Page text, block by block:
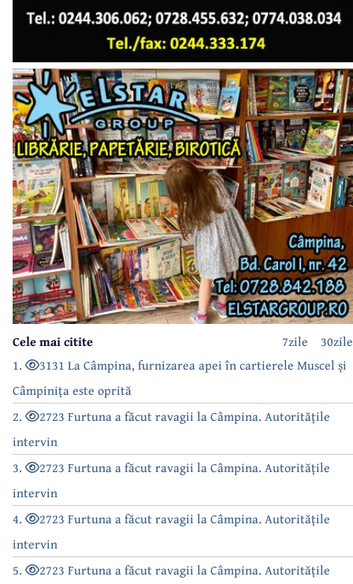
30zile
7zile
Cele mai citite
1.
3131 La Câmpina, furnizarea apei în cartierele Muscel și
Câmpinița este oprită
2.
2723 Furtuna a făcut ravagii la Câmpina. Autoritățile
intervin
3.
2723 Furtuna a făcut ravagii la Câmpina. Autoritățile
intervin
4.
2723 Furtuna a făcut ravagii la Câmpina. Autoritățile
intervin
5.
2723 Furtuna a făcut ravagii la Câmpina. Autoritățile